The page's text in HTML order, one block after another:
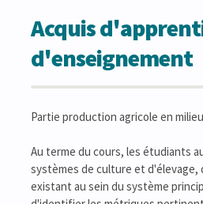
Acquis
d'enseignement
Partie production agricole en
Au terme du cours, les étudiants
systèmes de culture et
existant au sein du système